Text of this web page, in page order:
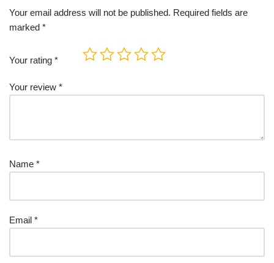
Your email address will not be published. Required fields are
marked *
Your rating *
Your review *
Name *
Email *